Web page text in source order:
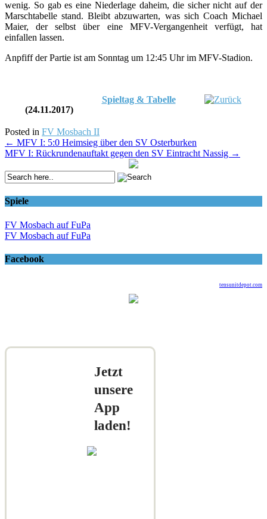
wenig. So gab es eine Niederlage daheim, die sicher nicht auf der
Marschtabelle stand. Bleibt abzuwarten, was sich Coach Michael
Maier, der selbst über eine MFV-Vergangenheit verfügt, hat
einfallen lassen.
Anpfiff der Partie ist am Sonntag um 12:45 Uhr im MFV-Stadion.
(24.11.2017)
Spieltag & Tabelle
Posted in FV Mosbach II
Post
navigation
← MFV I: 5:0 Heimsieg über den SV Osterburken
MFV I: Rückrundenauftakt gegen den SV Eintracht Nassig →
Spiele
FV Mosbach auf FuPa
FV Mosbach auf FuPa
Facebook
tensunitdepot.com
Jetzt
unsere
App
laden!